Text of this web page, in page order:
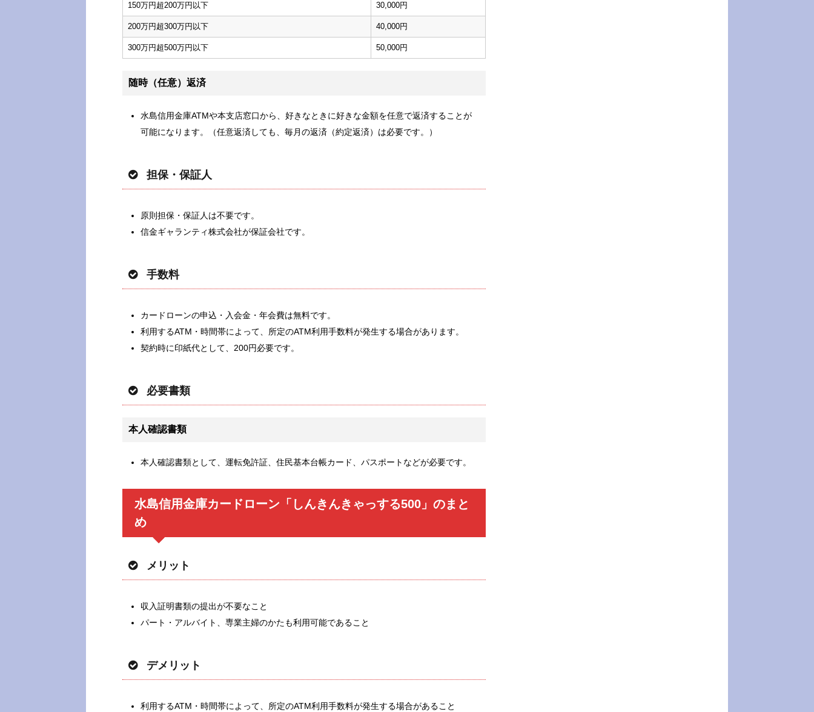
150万円超200万円以下 30,000円
200万円超300万円以下 40,000円
300万円超500万円以下 50,000円
随時（任意）返済
水島信用金庫ATMや本支店窓口から、好きなときに好きな金額を任意で返済することが
可能になります。（任意返済しても、毎月の返済（約定返済）は必要です。）
担保・保証人
原則担保・保証人は不要です。
信金ギャランティ株式会社が保証会社です。
手数料
カードローンの申込・入会金・年会費は無料です。
利用するATM・時間帯によって、所定のATM利用手数料が発生する場合があります。
契約時に印紙代として、200円必要です。
必要書類
本人確認書類
本人確認書類として、運転免許証、住民基本台帳カード、パスポートなどが必要です。
水島信用金庫カードローン「しんきんきゃっする500」のまと
め
メリット
収入証明書類の提出が不要なこと
パート・アルバイト、専業主婦のかたも利用可能であること
デメリット
利用するATM・時間帯によって、所定のATM利用手数料が発生する場合があること